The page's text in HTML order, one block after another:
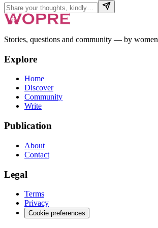
Stories, questions and community — by
Explore
Home
Discover
Community
Write
Publication
About
Contact
Legal
Terms
Privacy
Cookie preferences